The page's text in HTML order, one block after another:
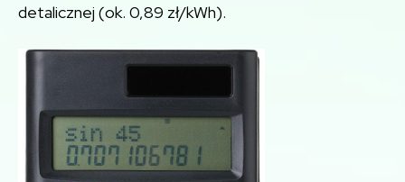
detalicznej (ok. 0,89 zł/kWh).